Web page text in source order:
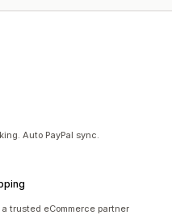
Auto PayPal sync.
trusted eCommerce partner